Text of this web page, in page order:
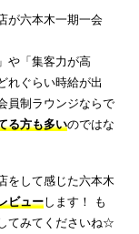
が六本木一期一会
や「集客力が高
れぐらい時給が出
員制ラウンジならで
る方も多いのではな
をして感じた六本木
ビューします！ も
てみてくださいね☆